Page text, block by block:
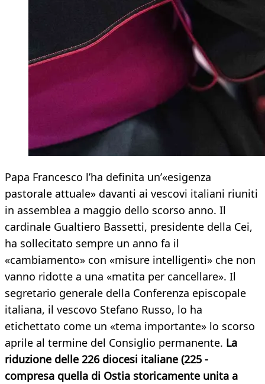
Papa Francesco l’ha definita un’«esigenza
pastorale attuale» davanti ai vescovi italiani riuniti
in assemblea a maggio dello scorso anno. Il
cardinale Gualtiero Bassetti, presidente della Cei,
ha sollecitato sempre un anno fa il
«cambiamento» con «misure intelligenti» che non
vanno ridotte a una «matita per cancellare». Il
segretario generale della Conferenza episcopale
italiana, il vescovo Stefano Russo, lo ha
etichettato come un «tema importante» lo scorso
aprile al termine del Consiglio permanente. La
riduzione delle 226 diocesi italiane (225 -
compresa quella di Ostia storicamente unita a